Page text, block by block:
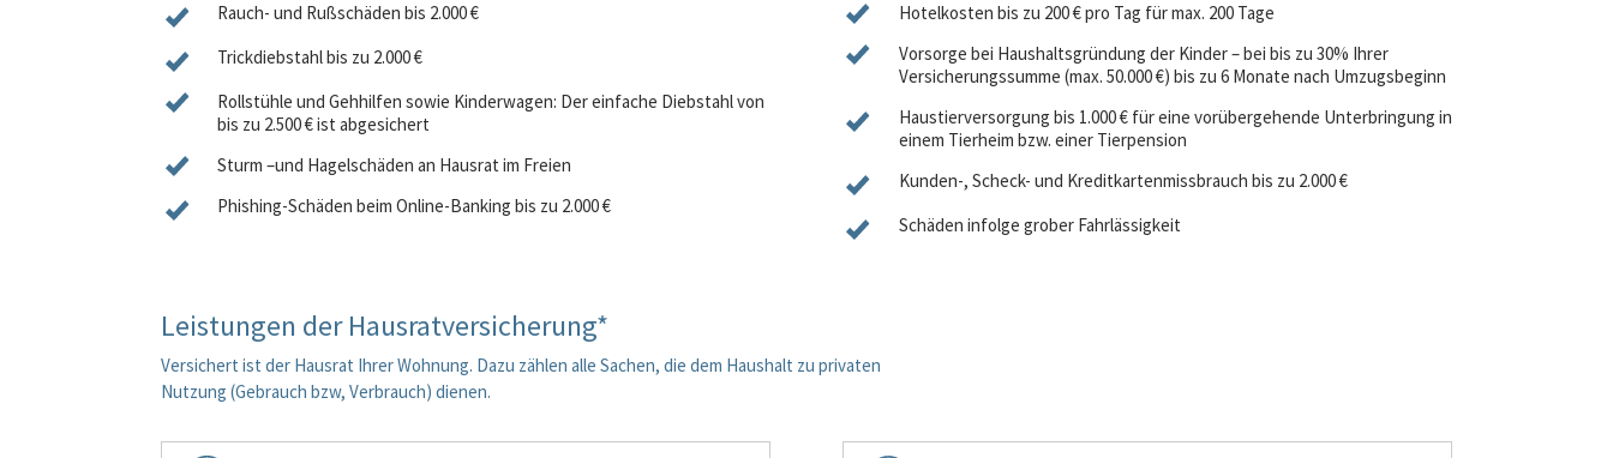
Rauch- und Rußschäden bis 2.000 €
Trickdiebstahlbis zu 2.000 €
Rollstühle und Gehhilfen sowie Kinderwagen: Der einfache Diebstahl von
bis zu 2.500 € ist abgesichert
Sturm –und Hagelschäden an Hausrat im Freien
Phishing-Schäden beim Online-Bankingbis zu 2.000 €
Hotelkosten bis zu 200 € pro Tag für max. 200 Tage
Vorsorge bei Haushaltsgründung der Kinder– bei bis zu 30% Ihrer
Versicherungssumme (max. 50.000 €) bis zu 6 Monate nach Umzugsbeginn
Haustierversorgung bis 1.000 € für eine vorübergehende Unterbringung in
einem Tierheim bzw. einer Tierpension
Kunden-, Scheck- und Kreditkartenmissbrauch bis zu 2.000 €
Schäden infolge grober Fahrlässigkeit
Leistungen der Hausratversicherung*
Versichert ist der Hausrat Ihrer Wohnung. Dazu zählen alle Sachen, die dem Haushalt zu privaten
Nutzung (Gebrauch bzw, Verbrauch) dienen.